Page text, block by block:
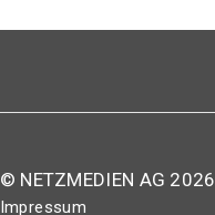
© NETZMEDIEN AG 2026
Impressum